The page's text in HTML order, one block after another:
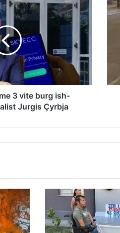
3 vite burg ish-
Jurgis Çyrbja